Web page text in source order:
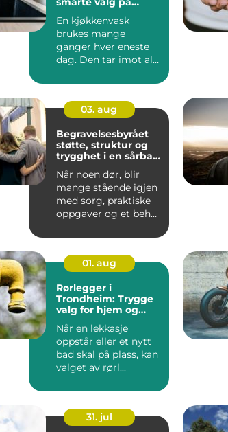
En kjøkkenvask
brukes mange
ganger hver eneste
dag. Den tar imot alt
skitne tal...
03. aug
Begravelsesbyrået
støtte, struktur og
trygghet i en sårbar
Når noen dør, blir
mange stående igjen
med sorg, praktiske
oppgaver og et behov
01. aug
Rørlegger i
Trondheim: Trygge
valg for hjem og
Når en lekkasje
oppstår eller et nytt
bad skal på plass, kan
valget av rørl...
31. jul